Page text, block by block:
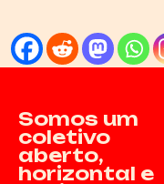
Somos um
coletivo
aberto,
horizontal e